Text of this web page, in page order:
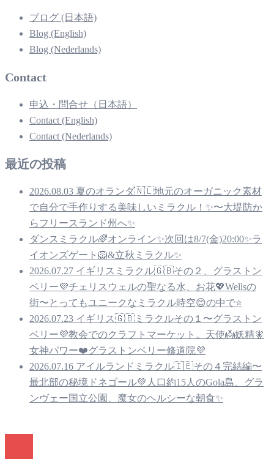
ブログ (日本語)
Blog (English)
Blog (Nederlands)
Contact
申込・問合せ（日本語）
Contact (English)
Contact (Nederlands)
最近の投稿
2026.08.03 夏のオランダ🇳🇱地元のオーガニック素材
で自分で手作りする美味しいミラクル！✨〜大堤防か
らフリースランド州へ✨
ダンスミラクル🌈オンライン✨次回は8/7(金)20:00✨ラ
イオンズゲート🦁&立秋ミラクル✨
2026.07.27 イギリスミラクル🇬🇧その２、グラストン
ベリー💜チェリスウェルの聖なる水、お花💖Wellsの
街〜とってもユニークなミラクル時空😊の中で⭐️
2026.07.23 イギリス🇬🇧ミラクルその１〜グラストン
ベリー💜教会でのクラフトマーケット。天使👼妖精🧚
女神パワー❤️グラストンベリー修道院💜
2026.07.16 アイルランドミラクル🇮🇪その４完結編〜
最北部の秘境ドネゴール💚人口約15人のGola島、グラ
ンヴェー国立公園、魔女のヘルシーな朝食✨